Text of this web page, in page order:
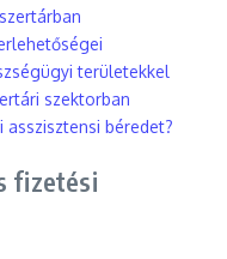
területekkel
szektorban
béredet?
fizetési